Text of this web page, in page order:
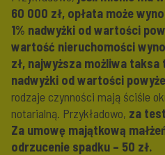
60 000 zł, opłata może
1% nadwyżki od wartości
wartość nieruchomości
zł, najwyższa możliwa taksa
nadwyżki od wartości
rodzaje czynności mają ściśle
notarialną. Przykładowo, za
Za umowę majątkową
odrzucenie spadku – 50 zł.